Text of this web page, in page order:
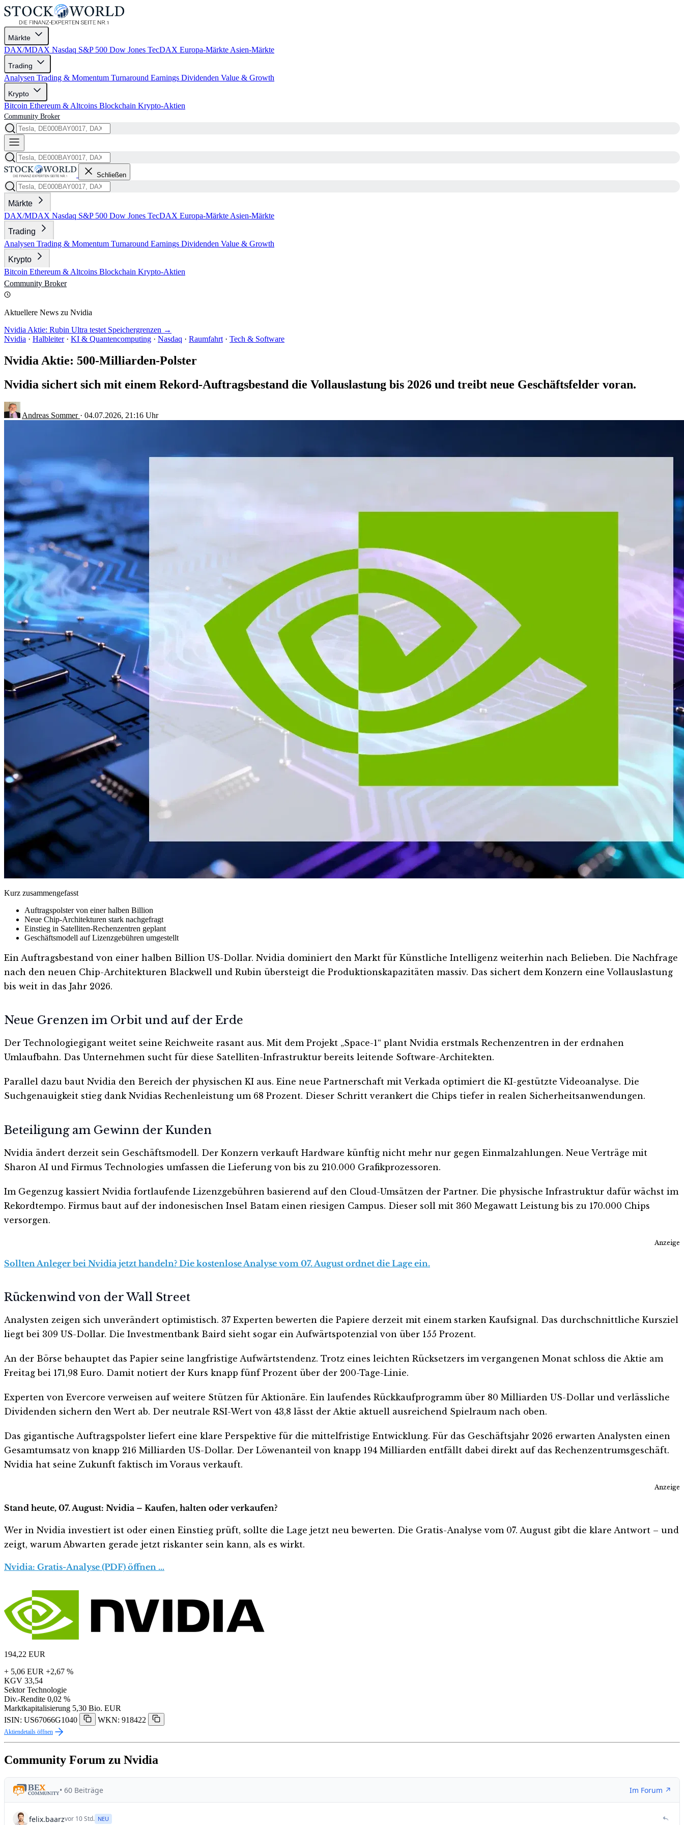
Märkte
DAX/MDAX Nasdaq S&P 500 Dow Jones TecDAX Europa-Märkte Asien-Märkte
Trading
Analysen Trading & Momentum Turnaround Earnings Dividenden Value & Growth
Krypto
Bitcoin Ethereum & Altcoins Blockchain Krypto-Aktien
Community Broker
Schließen
Märkte
DAX/MDAX Nasdaq S&P 500 Dow Jones TecDAX Europa-Märkte Asien-Märkte
Trading
Analysen Trading & Momentum Turnaround Earnings Dividenden Value & Growth
Krypto
Bitcoin Ethereum & Altcoins Blockchain Krypto-Aktien
Community Broker
Aktuellere News zu Nvidia
Nvidia Aktie: Rubin Ultra testet Speichergrenzen →
Nvidia · Halbleiter · KI & Quantencomputing · Nasdaq · Raumfahrt · Tech & Software
Nvidia Aktie: 500-Milliarden-Polster
Nvidia sichert sich mit einem Rekord-Auftragsbestand die Vollauslastung bis 2026 und treibt neue Geschäftsfelder voran.
Andreas Sommer · 04.07.2026, 21:16 Uhr
Kurz zusammengefasst
Auftragspolster von einer halben Billion
Neue Chip-Architekturen stark nachgefragt
Einstieg in Satelliten-Rechenzentren geplant
Geschäftsmodell auf Lizenzgebühren umgestellt
Ein Auftragsbestand von einer halben Billion US-Dollar. Nvidia dominiert den Markt für Künstliche Intelligenz weiterhin nach Belieben. Die Nachfrage
nach den neuen Chip-Architekturen Blackwell und Rubin übersteigt die Produktionskapazitäten massiv. Das sichert dem Konzern eine Vollauslastung
bis weit in das Jahr 2026.
Neue Grenzen im Orbit und auf der Erde
Der Technologiegigant weitet seine Reichweite rasant aus. Mit dem Projekt „Space-1“ plant Nvidia erstmals Rechenzentren in der erdnahen
Umlaufbahn. Das Unternehmen sucht für diese Satelliten-Infrastruktur bereits leitende Software-Architekten.
Parallel dazu baut Nvidia den Bereich der physischen KI aus. Eine neue Partnerschaft mit Verkada optimiert die KI-gestützte Videoanalyse. Die
Suchgenauigkeit stieg dank Nvidias Rechenleistung um 68 Prozent. Dieser Schritt verankert die Chips tiefer in realen Sicherheitsanwendungen.
Beteiligung am Gewinn der Kunden
Nvidia ändert derzeit sein Geschäftsmodell. Der Konzern verkauft Hardware künftig nicht mehr nur gegen Einmalzahlungen. Neue Verträge mit
Sharon AI und Firmus Technologies umfassen die Lieferung von bis zu 210.000 Grafikprozessoren.
Im Gegenzug kassiert Nvidia fortlaufende Lizenzgebühren basierend auf den Cloud-Umsätzen der Partner. Die physische Infrastruktur dafür wächst im
Rekordtempo. Firmus baut auf der indonesischen Insel Batam einen riesigen Campus. Dieser soll mit 360 Megawatt Leistung bis zu 170.000 Chips
versorgen.
Anzeige
Sollten Anleger bei Nvidia jetzt handeln? Die kostenlose Analyse vom 07. August ordnet die Lage ein.
Rückenwind von der Wall Street
Analysten zeigen sich unverändert optimistisch. 37 Experten bewerten die Papiere derzeit mit einem starken Kaufsignal. Das durchschnittliche Kursziel
liegt bei 309 US-Dollar. Die Investmentbank Baird sieht sogar ein Aufwärtspotenzial von über 155 Prozent.
An der Börse behauptet das Papier seine langfristige Aufwärtstendenz. Trotz eines leichten Rücksetzers im vergangenen Monat schloss die Aktie am
Freitag bei 171,98 Euro. Damit notiert der Kurs knapp fünf Prozent über der 200-Tage-Linie.
Experten von Evercore verweisen auf weitere Stützen für Aktionäre. Ein laufendes Rückkaufprogramm über 80 Milliarden US-Dollar und verlässliche
Dividenden sichern den Wert ab. Der neutrale RSI-Wert von 43,8 lässt der Aktie aktuell ausreichend Spielraum nach oben.
Das gigantische Auftragspolster liefert eine klare Perspektive für die mittelfristige Entwicklung. Für das Geschäftsjahr 2026 erwarten Analysten einen
Gesamtumsatz von knapp 216 Milliarden US-Dollar. Der Löwenanteil von knapp 194 Milliarden entfällt dabei direkt auf das Rechenzentrumsgeschäft.
Nvidia hat seine Zukunft faktisch im Voraus verkauft.
Anzeige
Stand heute, 07. August: Nvidia – Kaufen, halten oder verkaufen?
Wer in Nvidia investiert ist oder einen Einstieg prüft, sollte die Lage jetzt neu bewerten. Die Gratis-Analyse vom 07. August gibt die klare Antwort – und
zeigt, warum Abwarten gerade jetzt riskanter sein kann, als es wirkt.
Nvidia: Gratis-Analyse (PDF) öffnen …
194,22 EUR
+ 5,06 EUR +2,67 %
KGV 33,54
Sektor Technologie
Div.-Rendite 0,02 %
Marktkapitalisierung 5,30 Bio. EUR
ISIN: US67066G1040
WKN: 918422
Aktiendetails öffnen
Community Forum zu Nvidia